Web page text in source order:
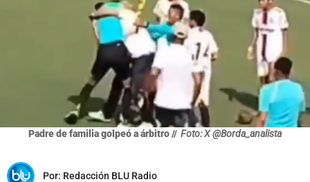
Padre de familia golpeó a árbitro // Foto: X @Borda_analista
Por: Redacción BLU Radio